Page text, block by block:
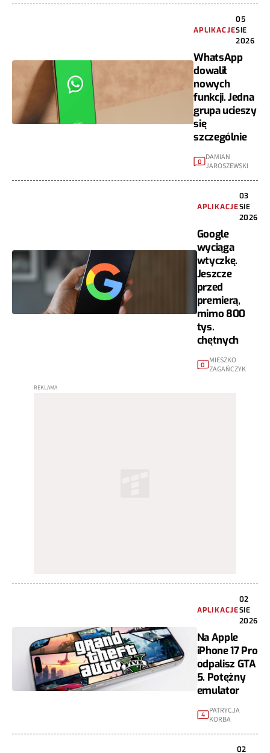
APLIKACJE
05
SIE
2026
WhatsApp
dowalił
nowych
funkcji. Jedna
grupa ucieszy
się
szczególnie
0
DAMIAN
JAROSZEWSKI
APLIKACJE
03
SIE
2026
Google
wyciąga
wtyczkę.
Jeszcze
przed
premierą,
mimo 800
tys.
chętnych
0 MIESZKO
ZAGAŃCZYK
APLIKACJE
02
SIE
2026
Na Apple
iPhone 17 Pro
odpalisz GTA
5. Potężny
emulator
4 PATRYCJA
KORBA
02